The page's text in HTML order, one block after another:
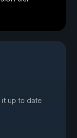
it up to date